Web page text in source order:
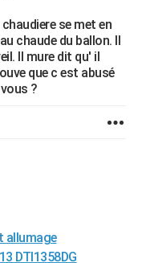
se met en
chaude du ballon. Il
Il mure dit qu' il
que c est abusé
?
allumage
DTI1358DG